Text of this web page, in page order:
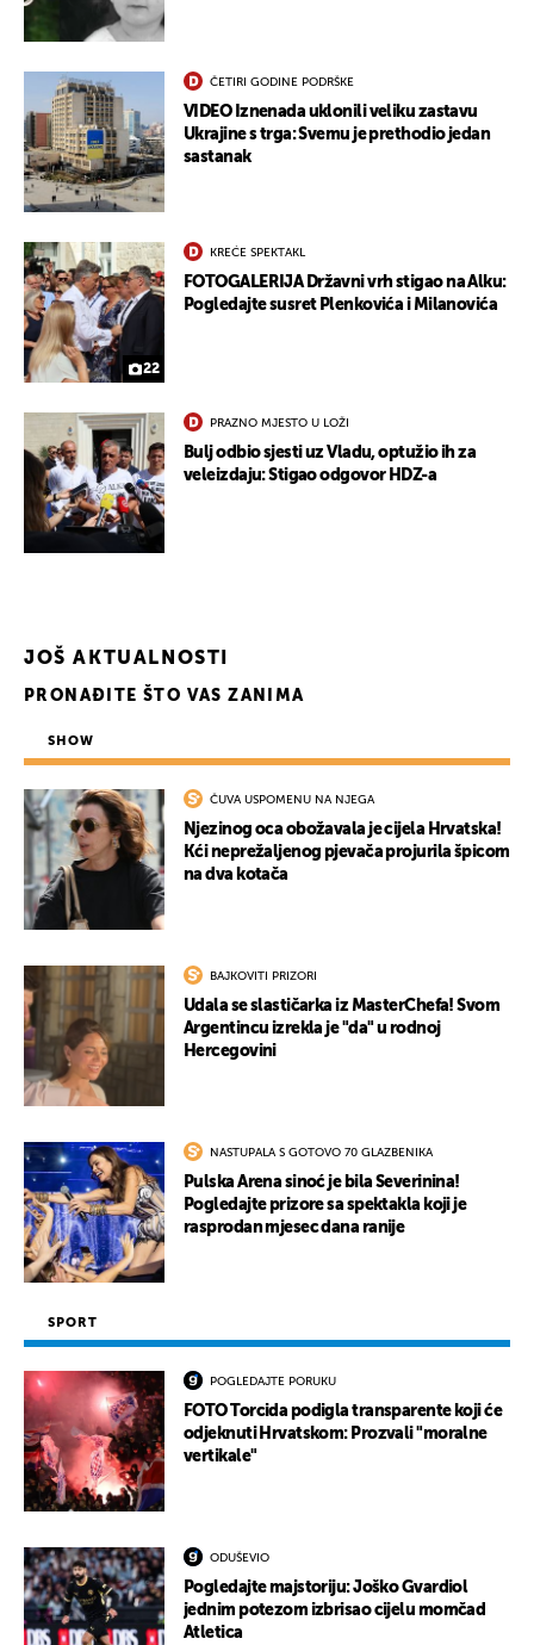
ČETIRI GODINE PODRŠKE
VIDEO Iznenada uklonili veliku zastavu
Ukrajine s trga: Svemu je prethodio jedan
sastanak
22
KREĆE SPEKTAKL
FOTOGALERIJA Državni vrh stigao na Alku:
Pogledajte susret Plenkovića i Milanovića
PRAZNO MJESTO U LOŽI
Bulj odbio sjesti uz Vladu, optužio ih za
veleizdaju: Stigao odgovor HDZ-a
JOŠ AKTUALNOSTI
PRONAĐITE ŠTO VAS ZANIMA
SHOW
ČUVA USPOMENU NA NJEGA
Njezinog oca obožavala je cijela Hrvatska!
Kći neprežaljenog pjevača projurila špicom
na dva kotača
BAJKOVITI PRIZORI
Udala se slastičarka iz MasterChefa! Svom
Argentincu izrekla je "da" u rodnoj
Hercegovini
NASTUPALA S GOTOVO 70 GLAZBENIKA
Pulska Arena sinoć je bila Severinina!
Pogledajte prizore sa spektakla koji je
rasprodan mjesec dana ranije
SPORT
POGLEDAJTE PORUKU
FOTO Torcida podigla transparente koji će
odjeknuti Hrvatskom: Prozvali "moralne
vertikale"
ODUŠEVIO
Pogledajte majstoriju: Joško Gvardiol
jednim potezom izbrisao cijelu momčad
Atletica
UKLJUČITE NOTIFIKACIJE